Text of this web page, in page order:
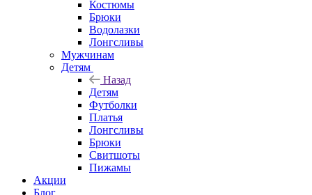
Костюмы
Брюки
Водолазки
Лонгсливы
Мужчинам
Детям
Назад
Детям
Футболки
Платья
Лонгсливы
Брюки
Свитшоты
Пижамы
Акции
Блог